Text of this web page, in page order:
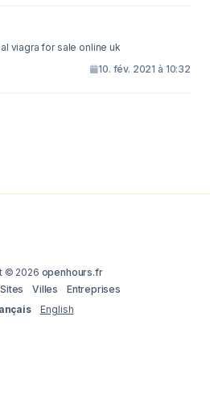
viagra for sale online uk
10. fév. 2021 à 10:32
© 2026 openhours.fr
Sites Villes
Entreprises
English